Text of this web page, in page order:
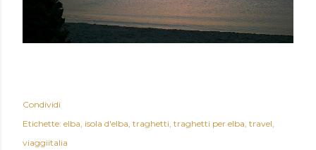
Condividi
Etichette: elba isola d'elba traghetti traghetti per elba travel
viaggiitalia